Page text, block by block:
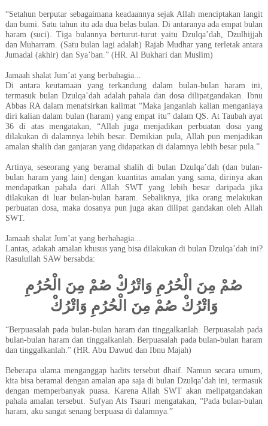
“Setahun berputar sebagaimana keadaannya sejak Allah menciptakan langit
dan bumi. Satu tahun itu ada dua belas bulan. Di antaranya ada empat bulan
haram (suci). Tiga bulannya berturut-turut yaitu Dzulqa’dah, Dzulhijjah
dan Muharram. (Satu bulan lagi adalah) Rajab Mudhar yang terletak antara
Jumadal (akhir) dan Sya’ban.”(HR. Al Bukhari dan Muslim)
Jamaah shalat Jum’at yang berbahagia...
Di antara keutamaan yang terkandung dalam bulan-bulan haram ini,
termasuk bulan Dzulqa’dah adalah pahala dan dosa dilipatgandakan. Ibnu
Abbas RA dalam menafsirkan kalimat “Maka janganlah kalian menganiaya
diri kalian dalam bulan (haram) yang empat itu” dalam QS. At Taubah ayat
36 di atas mengatakan, “Allah juga menjadikan perbuatan dosa yang
dilakukan di dalamnya lebih besar. Demikian pula, Allah pun menjadikan
amalan shalih dan ganjaran yang didapatkan di dalamnya lebih besar pula.”
Artinya, seseorang yang beramal shalih di bulan Dzulqa’dah (dan bulan-
bulan haram yang lain) dengan kuantitas amalan yang sama, dirinya akan
mendapatkan pahala dari Allah SWT yang lebih besar daripada jika
dilakukan di luar bulan-bulan haram. Sebaliknya, jika orang melakukan
perbuatan dosa, maka dosanya pun juga akan dilipat gandakan oleh Allah
SWT.
Jamaah shalat Jum’at yang berbahagia...
Lantas, adakah amalan khusus yang bisa dilakukan di bulan Dzulqa’dah ini?
Rasulullah SAW bersabda:
صُمْ مِنَ الْحُرُمِ وَاتْرُكْ صُمْ مِنَ الْحُرُمِ
وَاتْرُكْ صُمْ مِنَ الْحُرُمِ وَاتْرُكْ
“Berpuasalah pada bulan-bulan haram dan tinggalkanlah. Berpuasalah pada
bulan-bulan haram dan tinggalkanlah. Berpuasalah pada bulan-bulan haram
dan tinggalkanlah.” (HR. Abu Dawud dan Ibnu Majah)
Beberapa ulama menganggap hadits tersebut dhaif. Namun secara umum,
kita bisa beramal dengan amalan apa saja di bulan Dzulqa’dah ini, termasuk
dengan memperbanyak puasa. Karena Allah SWT akan melipatgandakan
pahala amalan tersebut. Sufyan Ats Tsauri mengatakan, “Pada bulan-bulan
haram, aku sangat senang berpuasa di dalamnya.”